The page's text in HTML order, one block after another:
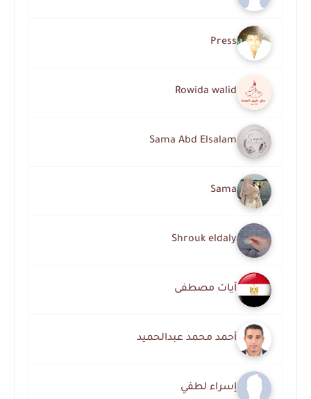
Press
Rowida walid
Sama Abd Elsalam
Sama
Shrouk eldaly
آيات مصطفى
أحمد محمد عبدالحميد
إسراء لطفي